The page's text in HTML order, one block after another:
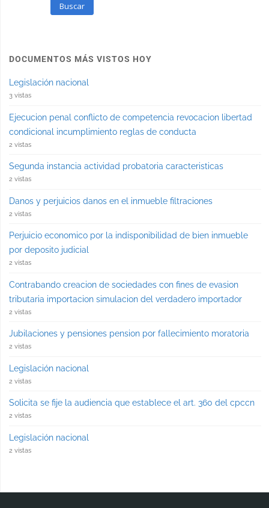
Buscar
DOCUMENTOS MÁS VISTOS HOY
Legislación nacional
3 vistas
Ejecucion penal conflicto de competencia revocacion libertad
condicional incumplimiento reglas de conducta
2 vistas
Segunda instancia actividad probatoria caracteristicas
2 vistas
Danos y perjuicios danos en el inmueble filtraciones
2 vistas
Perjuicio economico por la indisponibilidad de bien inmueble
por deposito judicial
2 vistas
Contrabando creacion de sociedades con fines de evasion
tributaria importacion simulacion del verdadero importador
2 vistas
Jubilaciones y pensiones pension por fallecimiento moratoria
2 vistas
Legislación nacional
2 vistas
Solicita se fije la audiencia que establece el art. 360 del cpccn
2 vistas
Legislación nacional
2 vistas